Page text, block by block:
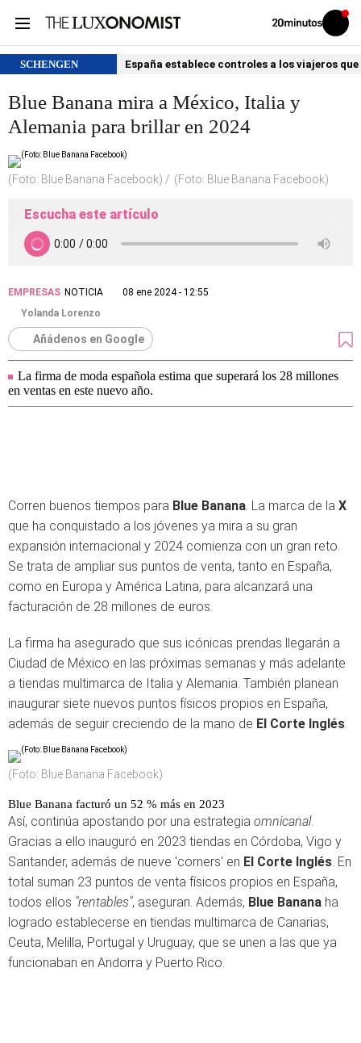
Volver
Iniciar
sesión
SCHENGEN España establece controles a los viajeros
Blue Banana mira a México, Italia y
Alemania para brillar en 2024
(Foto: Blue Banana Facebook) (Foto: Blue Banana Facebook)
Escucha este artículo
EMPRESAS NOTICIA
08 ene 2024 - 12:55
Yolanda Lorenzo
Añádenos en Google
La firma de moda española estima que superará los 28 millones
en ventas en este nuevo año.
Corren buenos tiempos para Blue Banana. La marca de la X
que ha conquistado a los jóvenes ya mira a su gran
expansión internacional y 2024 comienza con un gran reto.
Se trata de ampliar sus puntos de venta, tanto en España,
como en Europa y América Latina, para alcanzará una
facturación de 28 millones de euros.
La firma ha asegurado que sus icónicas prendas llegarán a
Ciudad de México en las próximas semanas y más adelante
a tiendas multimarca de Italia y Alemania. También planean
inaugurar siete nuevos puntos físicos propios en España,
además de seguir creciendo de la mano de El Corte Inglés.
(Foto: Blue Banana Facebook)
Blue Banana facturó un 52 % más en 2023
Así, continúa apostando por una estrategia omnicanal.
Gracias a ello inauguró en 2023 tiendas en Córdoba, Vigo y
Santander, además de nueve 'corners' en El Corte Inglés. En
total suman 23 puntos de venta físicos propios en España,
todos ellos "rentables", aseguran. Además, Blue Banana ha
logrado establecerse en tiendas multimarca de Canarias,
Ceuta, Melilla, Portugal y Uruguay, que se unen a las que ya
funcionaban en Andorra y Puerto Rico.